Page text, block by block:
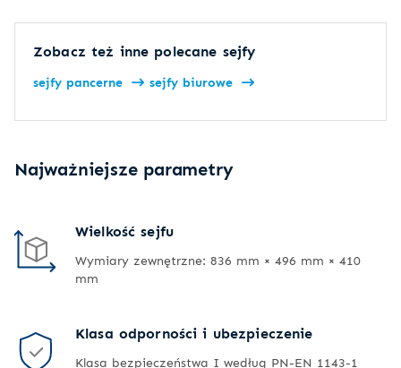
Zobacz też inne polecane sejfy
sejfy pancerne sejfy biurowe
Najważniejsze parametry
Wielkość sejfu
Wymiary zewnętrzne: 836 mm × 496 mm × 410
mm
Klasa odporności i ubezpieczenie
Klasa bezpieczeństwa I według PN-EN 1143-1